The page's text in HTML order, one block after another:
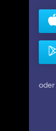
oder